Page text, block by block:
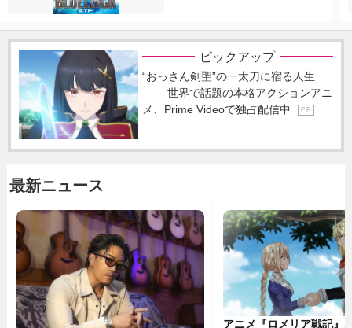
ピックアップ
“おっさん剣聖”の一太刀に宿る人生
―― 世界で話題の本格アクションアニ
メ、Prime Videoで独占配信中
P R
最新ニュース
アニメ『ロメリア戦記』